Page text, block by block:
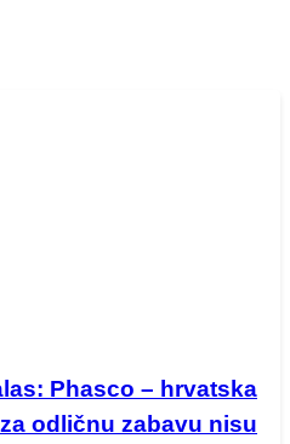
Phasco – hrvatska
odličnu zabavu nisu